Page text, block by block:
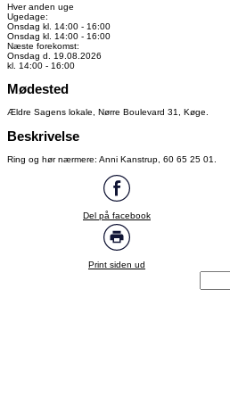
Hver anden uge
Ugedage:
Onsdag kl. 14:00 - 16:00
Onsdag kl. 14:00 - 16:00
Næste forekomst:
Onsdag d. 19.08.2026
kl. 14:00 - 16:00
Mødested
Ældre Sagens lokale, Nørre Boulevard 31, Køge.
Beskrivelse
Ring og hør nærmere: Anni Kanstrup, 60 65 25 01.
Del på facebook
Print siden ud